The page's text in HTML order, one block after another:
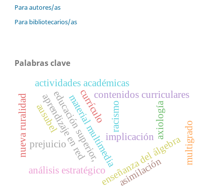
Para autores/as
Para bibliotecarios/as
Palabras clave
currículo
implicación axiología
material multimediaenseñanza del álgebra
análisis estratégico
actividades académicas
contenidos curriculares
educación superior,
aprendizaje en red
asimilación
racismo
prejuicio
ausubel
nueva ruralidad multigrado